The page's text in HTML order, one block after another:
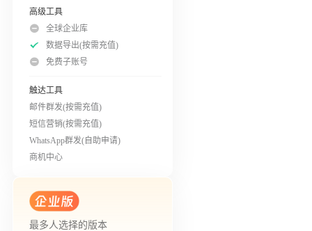
高级工具
全球企业库
数据导出(按需充值)
免费子账号
触达工具
邮件群发(按需充值)
短信营销(按需充值)
WhatsApp群发(自助申请)
商机中心
最多人选择的版本